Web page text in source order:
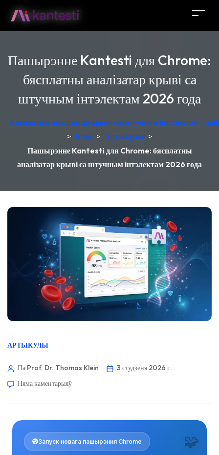
Пашырэнне Kantesti для Chrome:
бясплатны аналізатар крыві са
штучным інтэлектам 2026 года
Бясплатны аналізатар крыві са штучным інтэлектам -
> Блог > Артыкулы >
Пашырэнне Kantesti для Chrome: бясплатны
аналізатар крыві са штучным інтэлектам 2026 года
АРТЫКУЛЫ
Па Prof. Dr. Thomas Klein
3 студзеня 2026 г.
Няма каментарыяў
🧩
Запуск новага пашырэння Chrome